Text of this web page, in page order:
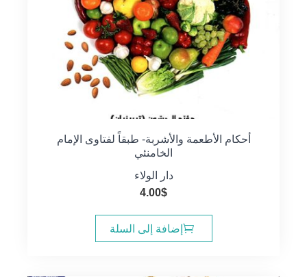
أحكام الأطعمة والأشربة- طبقاً لفتاوى الإمام
الخامنئي
دار الولاء
4.00$
إضافة إلى السلة